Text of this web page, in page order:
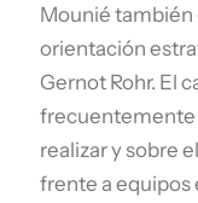
Mounié también
orientación
Gernot Rohr. El
frecuentemente
realizar y sobre
frente a equipos